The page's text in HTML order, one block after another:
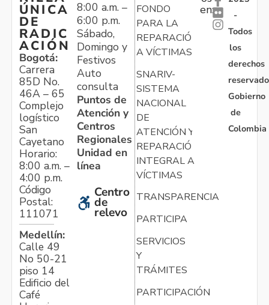
ÚNICA
DE
RADIC
ACIÓN
Bogotá:
Carrera
85D No.
46A – 65
Complejo
logístico
San
Cayetano
Horario:
8:00 a.m. –
4:00 p.m.
Código
Postal:
111071
Medellín:
Calle 49
No 50-21
piso 14
Edificio del
Café
8:00 a.m. –
6:00 p.m.
Sábado,
Domingo y
Festivos
Auto
consulta
Puntos de
Atención y
Centros
Regionales
Unidad en
línea
Centro
de
relevo
FONDO
PARA LA
REPARACIÓN
A VÍCTIMAS
SNARIV-
SISTEMA
NACIONAL
DE
ATENCIÓN Y
REPARACIÓN
INTEGRAL A
VÍCTIMAS
TRANSPARENCIA
PARTICIPA
SERVICIOS
Y
TRÁMITES
PARTICIPACIÓN
en:
-
Todos
los
derechos
Gobierno
de
Colombia